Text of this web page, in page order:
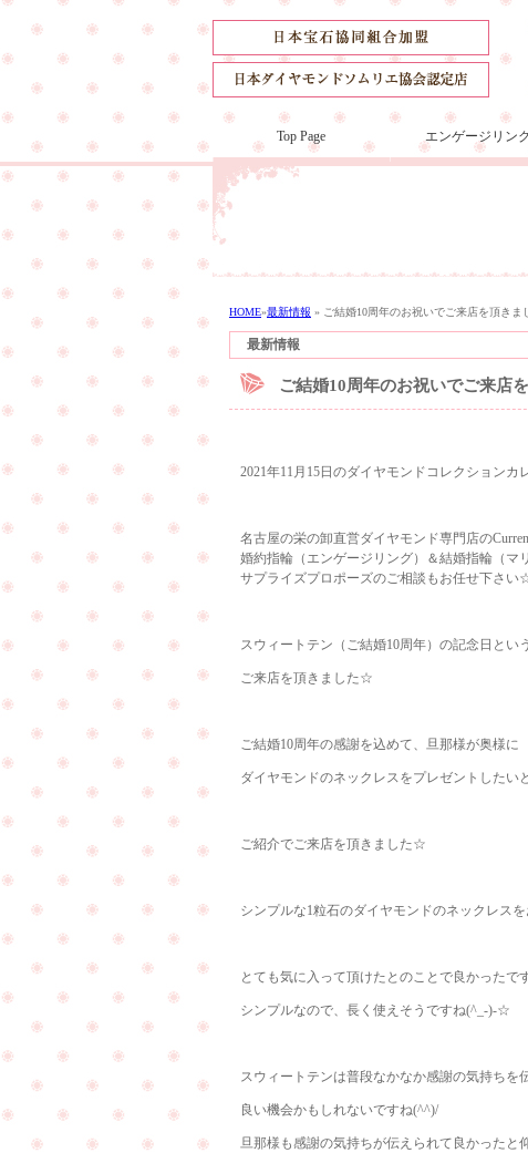
Top Page エンゲージリン
HOME»最新情報 » ご結婚10周年のお祝いでご来店を頂き
最新情報
ご結婚10周年のお祝いでご来店
2021年11月15日のダイヤモンドコレクションカ
名古屋の栄の卸直営ダイヤモンド専門店の
婚約指輪（エンゲージリング）＆結婚指輪（マ
サプライズプロポーズのご相談もお任せ下さい
スウィートテン（ご結婚10周年）の記念日とい
ご来店を頂きました☆
ご結婚10周年の感謝を込めて、旦那様が奥様に
ダイヤモンドのネックレスをプレゼントしたい
ご紹介でご来店を頂きました☆
シンプルな1粒石のダイヤモンドのネックレス
とても気に入って頂けたとのことで良かったで
シンプルなので、長く使えそうですね(^_-)-☆
スウィートテンは普段なかなか感謝の気持ちを
良い機会かもしれないですね(^^)/
旦那様も感謝の気持ちが伝えられて良かったと